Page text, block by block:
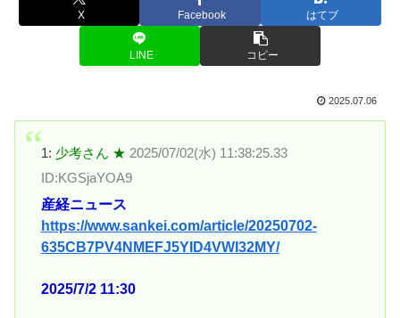
X Facebook はてブ
LINE コピー
2025.07.06
1: 少考さん ★ 2025/07/02(水) 11:38:25.33
ID:KGSjaYOA9
産経ニュース
https://www.sankei.com/article/20250702-
635CB7PV4NMEFJ5YID4VWI32MY/
2025/7/2 11:30